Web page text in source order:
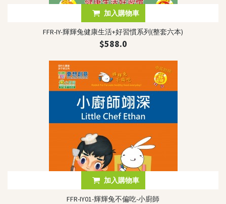
加入購物車
FFR-IY-輝輝兔健康生活+好習慣系列(整套六本)
$588.0
加入購物車
FFR-IY01-輝輝兔不偏吃-小廚師